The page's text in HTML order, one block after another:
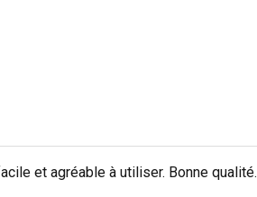
et agréable à utiliser. Bonne qualité.